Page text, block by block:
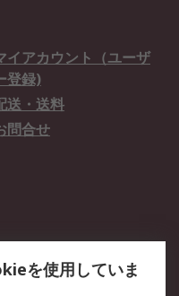
イアカウント（ユーザ
登録)
送・送料
問合せ
を使用していま